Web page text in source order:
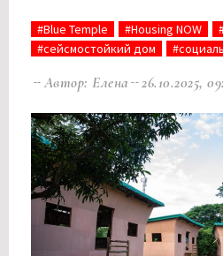
#Blue Temple #Housing NOW
#сейсмостойкий дом
Автор: Елена 26.10.2025,